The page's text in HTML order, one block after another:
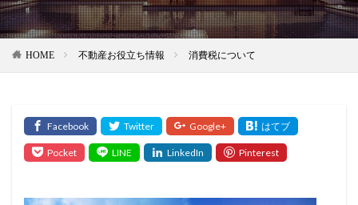
HOME 不動産お役立ち情報 消費税について